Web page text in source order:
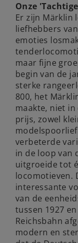
Onze
Er zijn Märklin
liefhebbers
emoties
maar fijne
begin van de
sterke
800, het
maakte, niet
prijs, zowel
verbeterde
in de loop van
uitgroeide tot
locomotieven.
interessante
van de
tussen 1927
Reichsbahn
modern en